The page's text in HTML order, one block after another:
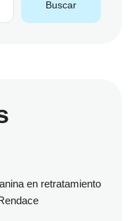
Buscar
en retratamiento